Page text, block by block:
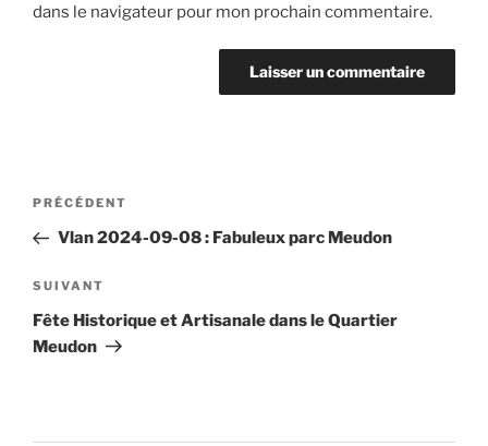
dans le navigateur pour mon prochain commentaire.
Navigation
l’article
Article
précédent
PRÉCÉDENT
Vlan 2024-09-08 : Fabuleux parc Meudon
Article
suivant
SUIVANT
Fête Historique et Artisanale dans le Quartier
Meudon